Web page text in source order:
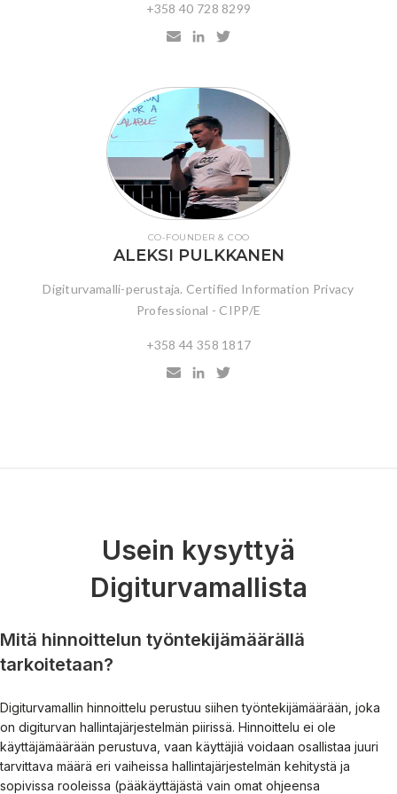
+358 40 728 8299
CO-FOUNDER & COO
ALEKSI PULKKANEN
Digiturvamalli-perustaja. Certified Information Privacy
Professional - CIPP/E
+358 44 358 1817
Usein kysyttyä
Digiturvamallista
Mitä hinnoittelun työntekijämäärällä
tarkoitetaan?
Digiturvamallin hinnoittelu perustuu siihen työntekijämäärään, joka
on digiturvan hallintajärjestelmän piirissä. Hinnoittelu ei ole
käyttäjämäärään perustuva, vaan käyttäjiä voidaan osallistaa juuri
tarvittava määrä eri vaiheissa hallintajärjestelmän kehitystä ja
sopivissa rooleissa (pääkäyttäjästä vain omat ohjeensa